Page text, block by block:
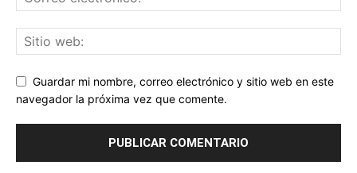
Guardar mi nombre, correo electrónico y sitio web en este
navegador la próxima vez que comente.